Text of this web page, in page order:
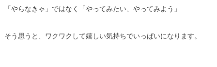
「やらなきゃ」ではなく「やってみたい、やってみよう」
そう思うと、ワクワクして嬉しい気持ちでいっぱいになります。